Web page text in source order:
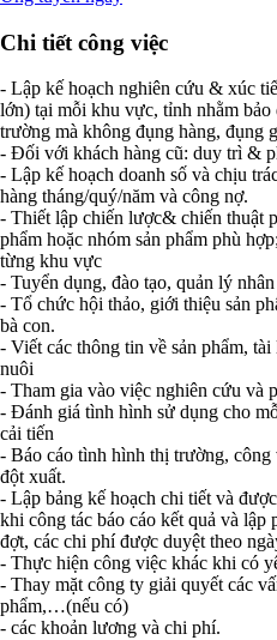
Chi tiết công việc
- Lập kế hoạch nghiên cứu & xúc
lớn) tại mỗi khu vực, tỉnh nhằm bảo
trường mà không đụng hàng, đụng
- Đối với khách hàng cũ: duy trì &
- Lập kế hoạch doanh số và chịu
hàng tháng/quý/năm và công nợ.
- Thiết lập chiến lược& chiến thuật
phẩm hoặc nhóm sản phẩm phù
từng khu vực
- Tuyển dụng, đào tạo, quản lý
- Tổ chức hội thảo, giới thiệu sản
bà con.
- Viết các thông tin về sản phẩm,
nuôi
- Tham gia vào việc nghiên cứu và
- Đánh giá tình hình sử dụng cho
cải tiến
- Báo cáo tình hình thị trường,
đột xuất.
- Lập bảng kế hoạch chi tiết và
khi công tác báo cáo kết quả và
đợt, các chi phí được duyệt theo
- Thực hiện công việc khác khi có
- Thay mặt công ty giải quyết các
phẩm,…(nếu có)
- các khoản lương và chi phí.